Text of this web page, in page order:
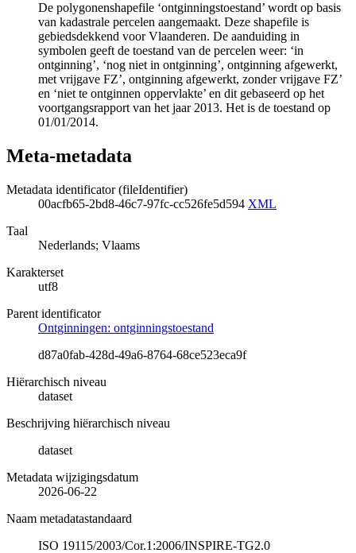
De polygonenshapefile ‘ontginningstoestand’ wordt op basis
van kadastrale percelen aangemaakt. Deze shapefile is
gebiedsdekkend voor Vlaanderen. De aanduiding in
symbolen geeft de toestand van de percelen weer: ‘in
ontginning’, ‘nog niet in ontginning’, ontginning afgewerkt,
met vrijgave FZ’, ontginning afgewerkt, zonder vrijgave FZ’
en ‘niet te ontginnen oppervlakte’ en dit gebaseerd op het
voortgangsrapport van het jaar 2013. Het is de toestand op
01/01/2014.
Meta-metadata
Metadata identificator (fileIdentifier)
00acfb65-2bd8-46c7-97fc-cc526fe5d594 XML
Taal
Nederlands; Vlaams
Karakterset
utf8
Parent identificator
Ontginningen: ontginningstoestand
d87a0fab-428d-49a6-8764-68ce523eca9f
Hiërarchisch niveau
dataset
Beschrijving hiërarchisch niveau
dataset
Metadata wijzigingsdatum
2026-06-22
Naam metadatastandaard
ISO 19115/2003/Cor.1:2006/INSPIRE-TG2.0